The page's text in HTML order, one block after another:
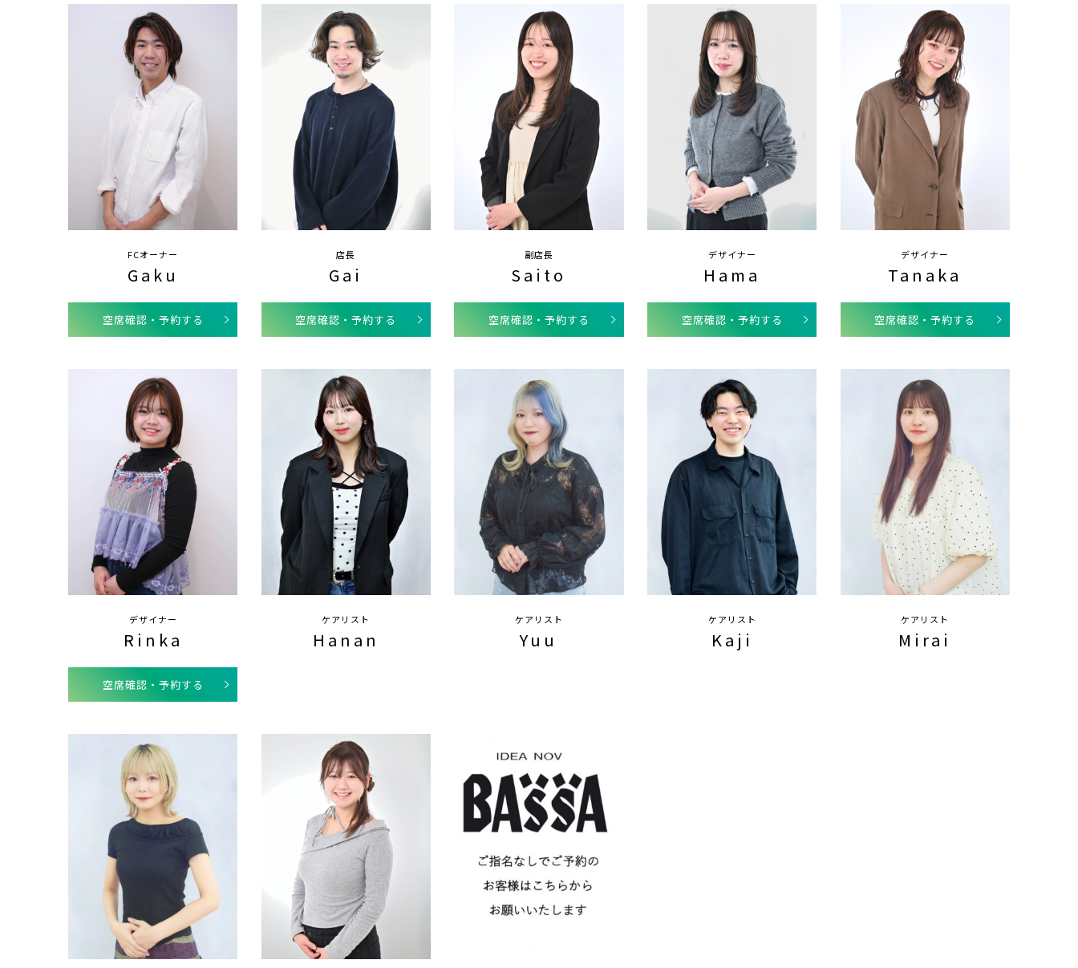
FCオーナー
Gaku
空席確認・予約する
店長
Gai
空席確認・予約する
副店長
Saito
空席確認・予約する
デザイナー
Hama
空席確認・予約する
デザイナー
Tanaka
空席確認・予約する
デザイナー
Rinka
空席確認・予約する
ケアリスト
Hanan
ケアリスト
Yuu
ケアリスト
Kaji
ケアリスト
Mirai